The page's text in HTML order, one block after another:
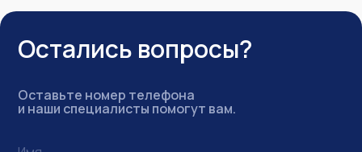
Остались вопросы?
Оставьте номер телефона
и наши специалисты помогут вам.